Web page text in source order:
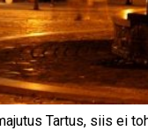
Tartus, siis ei